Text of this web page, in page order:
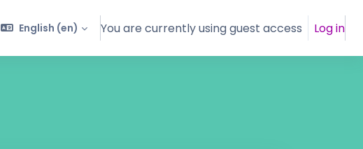
English ‎(en)‎ You are currently using guest access Log in